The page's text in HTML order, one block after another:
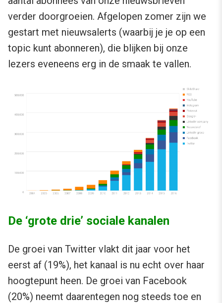
verder doorgroeien. Afgelopen zomer zijn we
gestart met nieuwsalerts (waarbij je je op een
topic kunt abonneren), die blijken bij onze
lezers eveneens erg in de smaak te vallen.
De ‘grote drie’ sociale kanalen
De groei van Twitter vlakt dit jaar voor het
eerst af (19%), het kanaal is nu echt over haar
hoogtepunt heen. De groei van Facebook
(20%) neemt daarentegen nog steeds toe en